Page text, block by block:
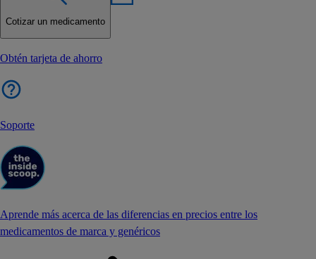
Cotizar un medicamento
Obtén tarjeta de ahorro
Soporte
Aprende más acerca de las diferencias en precios entre los
medicamentos de marca y genéricos